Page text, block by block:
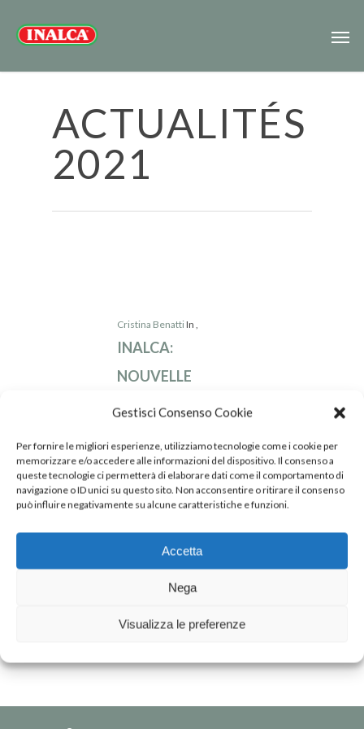
Gestisci Consenso Cookie
Per fornire le migliori esperienze, utilizziamo tecnologie come i cookie per
memorizzare e/o accedere alle informazioni del dispositivo. Il consenso a
queste tecnologie ci permetterà di elaborare dati come il comportamento di
navigazione o ID unici su questo sito. Non acconsentire o ritirare il consenso
può influire negativamente su alcune caratteristiche e funzioni.
Accetta
Nega
Visualizza le preferenze
ACTUALITÉS
2021
Cristina BenattiIn ,
INALCA:
NOUVELLE
ÉDITION DU
DÉVELOPPEMENT
DURABLE
DOWNLOAD